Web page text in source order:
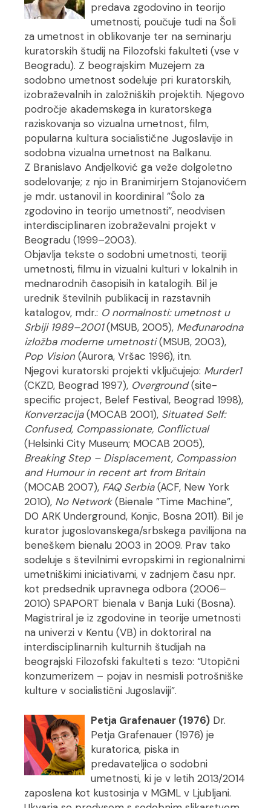
predava zgodovino in teorijo
umetnosti, poučuje tudi na Šoli
za umetnost in oblikovanje ter na seminarju
kuratorskih študij na Filozofski fakulteti (vse v
Beogradu). Z beograjskim Muzejem za
sodobno umetnost sodeluje pri kuratorskih,
izobraževalnih in založniških projektih. Njegovo
področje akademskega in kuratorskega
raziskovanja so vizualna umetnost, film,
popularna kultura socialistične Jugoslavije in
sodobna vizualna umetnost na Balkanu.
Z Branislavo Andjelković ga veže dolgoletno
sodelovanje; z njo in Branimirjem Stojanovićem
je mdr. ustanovil in koordiniral ”Šolo za
zgodovino in teorijo umetnosti”, neodvisen
interdisciplinaren izobraževalni projekt v
Beogradu (1999–2003).
Objavlja tekste o sodobni umetnosti, teoriji
umetnosti, filmu in vizualni kulturi v lokalnih in
mednarodnih časopisih in katalogih. Bil je
urednik številnih publikacij in razstavnih
katalogov, mdr.: O normalnosti: umetnost u
Srbiji 1989–2001(MSUB, 2005), Međunarodna
izložba moderne umetnosti(MSUB, 2003),
Pop Vision(Aurora, Vršac 1996), itn.
Njegovi kuratorski projekti vključujejo: Murder1
(CKZD, Beograd 1997), Overground(site-
specific project, Belef Festival, Beograd 1998),
Konverzacija(MOCAB 2001), Situated Self:
Confused, Compassionate, Conflictual
(Helsinki City Museum; MOCAB 2005),
Breaking Step – Displacement, Compassion
and Humour in recent art from Britain
(MOCAB 2007), FAQ Serbia(ACF, New York
2010), No Network(Bienale ”Time Machine”,
D0 ARK Underground, Konjic, Bosna 2011). Bil je
kurator jugoslovanskega/srbskega pavilijona na
beneškem bienalu 2003 in 2009. Prav tako
sodeluje s številnimi evropskimi in regionalnimi
umetniškimi iniciativami, v zadnjem času npr.
kot predsednik upravnega odbora (2006–
2010) SPAPORT bienala v Banja Luki (Bosna).
Magistriral je iz zgodovine in teorije umetnosti
na univerzi v Kentu (VB) in doktoriral na
interdisciplinarnih kulturnih študijah na
beograjski Filozofski fakulteti s tezo: “Utopični
konzumerizem – pojav in nesmisli potrošniške
kulture v socialistični Jugoslaviji”.
Petja Grafenauer (1976) Dr.
Petja Grafenauer (1976) je
kuratorica, piska in
predavateljica o sodobni
umetnosti, ki je v letih 2013/2014
zaposlena kot kustosinja v MGML v Ljubljani.